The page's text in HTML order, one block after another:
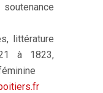
littérature
à 1823,